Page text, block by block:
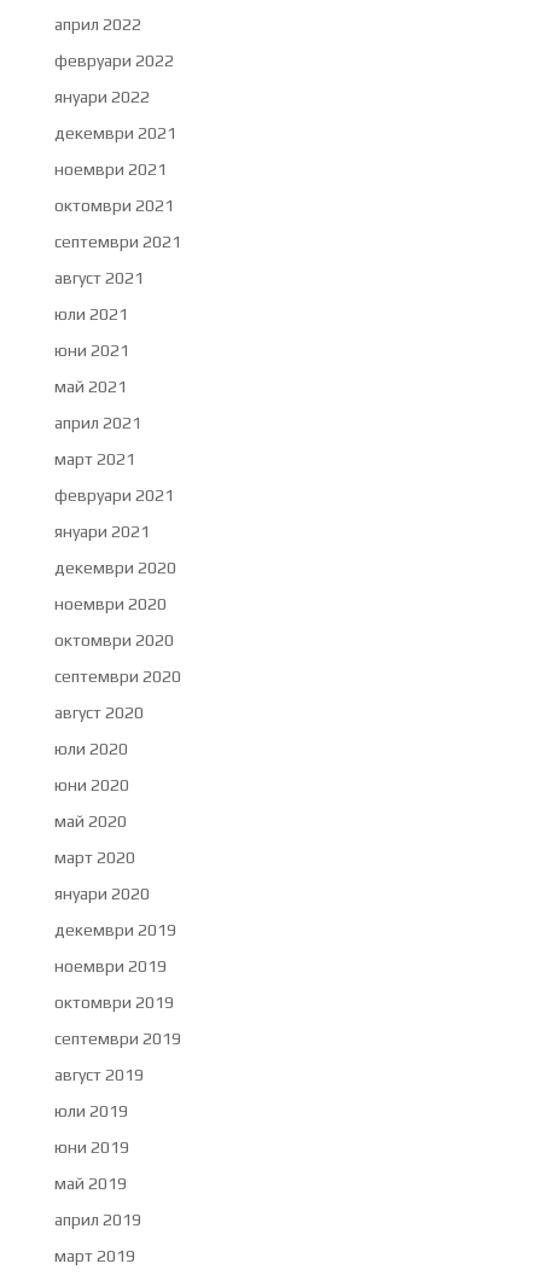
април 2022
февруари 2022
януари 2022
декември 2021
ноември 2021
октомври 2021
септември 2021
август 2021
юли 2021
юни 2021
май 2021
април 2021
март 2021
февруари 2021
януари 2021
декември 2020
ноември 2020
октомври 2020
септември 2020
август 2020
юли 2020
юни 2020
май 2020
март 2020
януари 2020
декември 2019
ноември 2019
октомври 2019
септември 2019
август 2019
юли 2019
юни 2019
май 2019
април 2019
март 2019